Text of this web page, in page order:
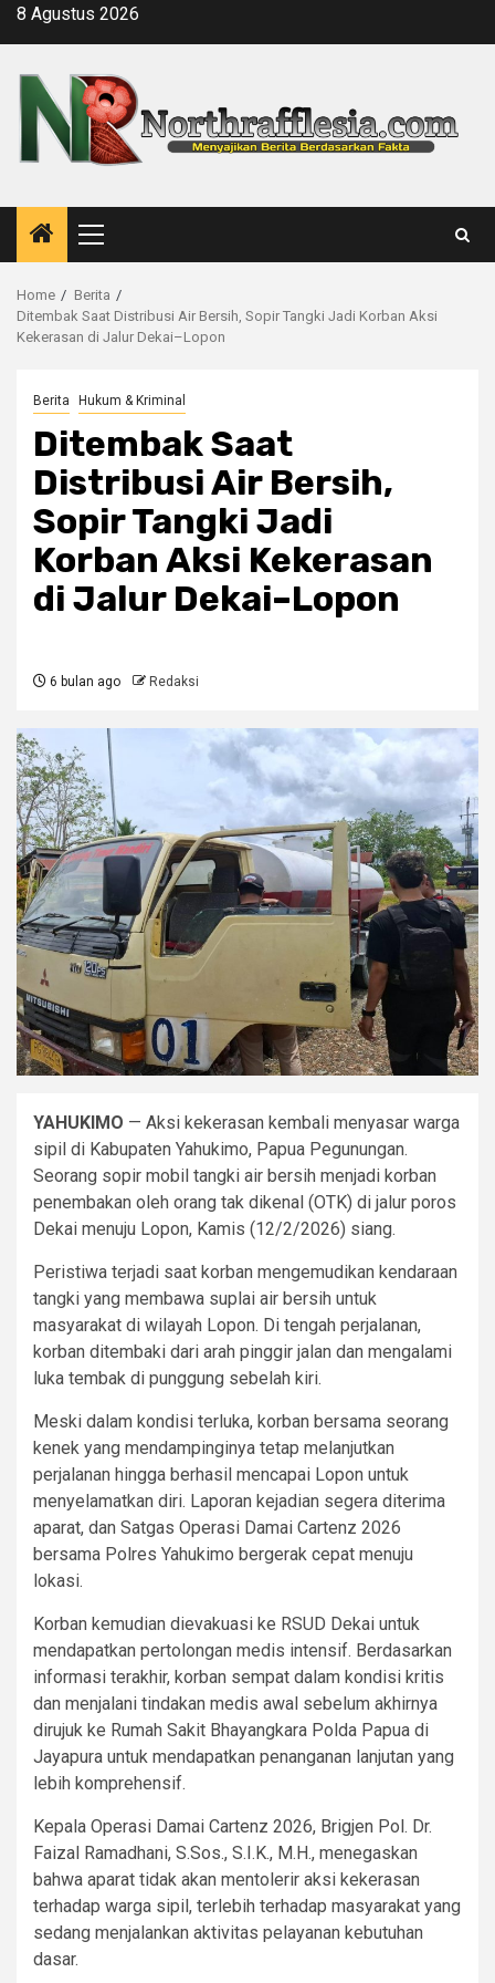
Skip8 Agustus 2026
Primary
Menu
Home
Berita
Ditembak Saat Distribusi Air Bersih, Sopir Tangki Jadi Korban Aksi
Kekerasan di Jalur Dekai–Lopon
Berita Hukum & Kriminal
Ditembak Saat
Distribusi Air Bersih,
Sopir Tangki Jadi
Korban Aksi Kekerasan
di Jalur Dekai–Lopon
6 bulan ago Redaksi
YAHUKIMO — Aksi kekerasan kembali menyasar warga
sipil di Kabupaten Yahukimo, Papua Pegunungan.
Seorang sopir mobil tangki air bersih menjadi korban
penembakan oleh orang tak dikenal (OTK) di jalur poros
Dekai menuju Lopon, Kamis (12/2/2026) siang.
Peristiwa terjadi saat korban mengemudikan kendaraan
tangki yang membawa suplai air bersih untuk
masyarakat di wilayah Lopon. Di tengah perjalanan,
korban ditembaki dari arah pinggir jalan dan mengalami
luka tembak di punggung sebelah kiri.
Meski dalam kondisi terluka, korban bersama seorang
kenek yang mendampinginya tetap melanjutkan
perjalanan hingga berhasil mencapai Lopon untuk
menyelamatkan diri. Laporan kejadian segera diterima
aparat, dan Satgas Operasi Damai Cartenz 2026
bersama Polres Yahukimo bergerak cepat menuju
lokasi.
Korban kemudian dievakuasi ke RSUD Dekai untuk
mendapatkan pertolongan medis intensif. Berdasarkan
informasi terakhir, korban sempat dalam kondisi kritis
dan menjalani tindakan medis awal sebelum akhirnya
dirujuk ke Rumah Sakit Bhayangkara Polda Papua di
Jayapura untuk mendapatkan penanganan lanjutan yang
lebih komprehensif.
Kepala Operasi Damai Cartenz 2026, Brigjen Pol. Dr.
Faizal Ramadhani, S.Sos., S.I.K., M.H., menegaskan
bahwa aparat tidak akan mentolerir aksi kekerasan
terhadap warga sipil, terlebih terhadap masyarakat yang
sedang menjalankan aktivitas pelayanan kebutuhan
dasar.